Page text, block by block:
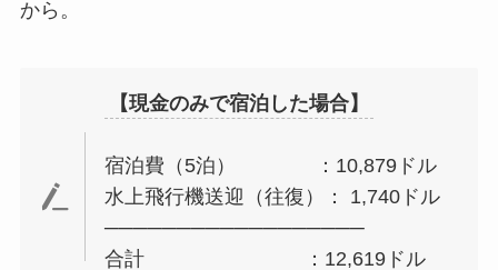
から。
【現金のみで宿泊した場合】
宿泊費（5泊） ：10,879ドル
水上飛行機送迎（往復）： 1,740ドル
──────────────────
合計 ：12,619ドル